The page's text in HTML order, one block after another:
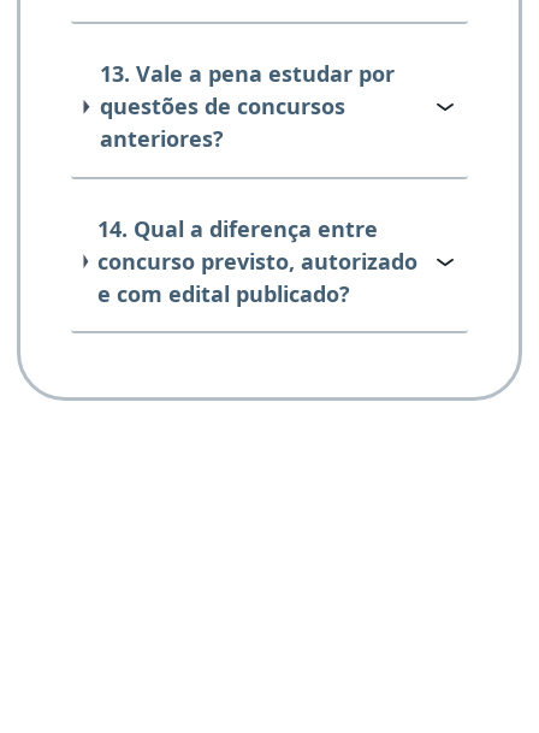
13. Vale a pena estudar por
questões de concursos
anteriores?
14. Qual a diferença entre
concurso previsto, autorizado
e com edital publicado?